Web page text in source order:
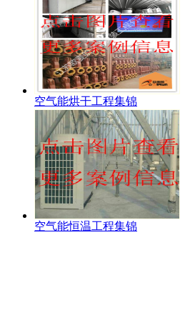
空气能烘干工程集锦
空气能恒温工程集锦